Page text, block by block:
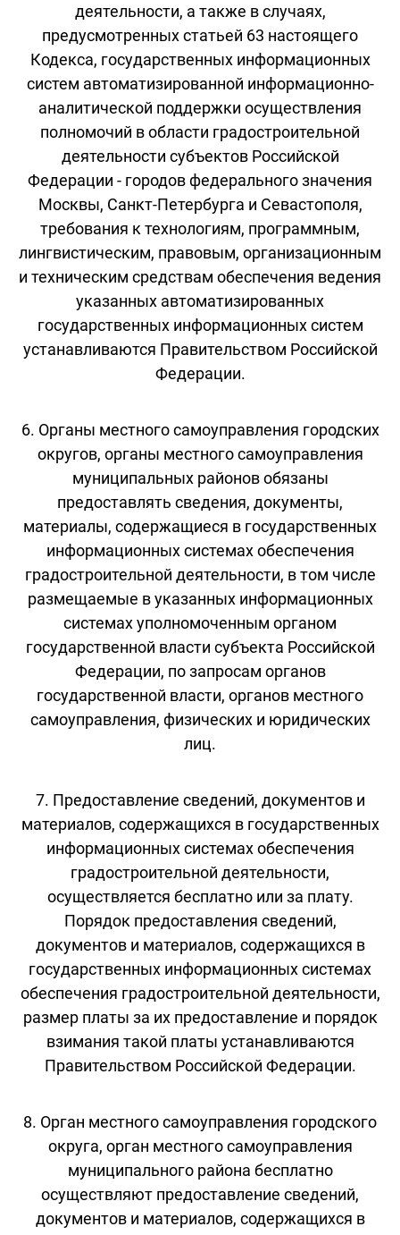
деятельности, а также в случаях,
предусмотренных статьей 63 настоящего
Кодекса, государственных информационных
систем автоматизированной информационно-
аналитической поддержки осуществления
полномочий в области градостроительной
деятельности субъектов Российской
Федерации - городов федерального значения
Москвы, Санкт-Петербурга и Севастополя,
требования к технологиям, программным,
лингвистическим, правовым, организационным
и техническим средствам обеспечения ведения
указанных автоматизированных
государственных информационных систем
устанавливаются Правительством Российской
Федерации.
6. Органы местного самоуправления городских
округов, органы местного самоуправления
муниципальных районов обязаны
предоставлять сведения, документы,
материалы, содержащиеся в государственных
информационных системах обеспечения
градостроительной деятельности, в том числе
размещаемые в указанных информационных
системах уполномоченным органом
государственной власти субъекта Российской
Федерации, по запросам органов
государственной власти, органов местного
самоуправления, физических и юридических
лиц.
7. Предоставление сведений, документов и
материалов, содержащихся в государственных
информационных системах обеспечения
градостроительной деятельности,
осуществляется бесплатно или за плату.
Порядок предоставления сведений,
документов и материалов, содержащихся в
государственных информационных системах
обеспечения градостроительной деятельности,
размер платы за их предоставление и порядок
взимания такой платы устанавливаются
Правительством Российской Федерации.
8. Орган местного самоуправления городского
округа, орган местного самоуправления
муниципального района бесплатно
осуществляют предоставление сведений,
документов и материалов, содержащихся в